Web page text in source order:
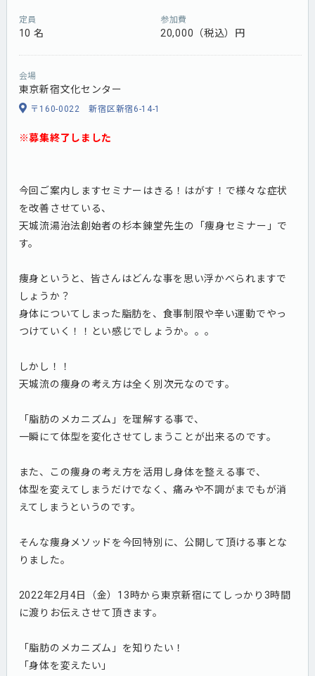
定員
10 名
参加費
20,000（税込）円
会場
東京新宿文化センター
〒160-0022 新宿区新宿6-14-1
※募集終了しました
今回ご案内しますセミナーはきる！はがす！で様々な症状
を改善させている、
天城流湯治法創始者の杉本錬堂先生の「痩身セミナー」で
す。
痩身というと、皆さんはどんな事を思い浮かべられますで
しょうか？
身体についてしまった脂肪を、食事制限や辛い運動でやっ
つけていく！！とい感じでしょうか。。。
しかし！！
天城流の痩身の考え方は全く別次元なのです。
「脂肪のメカニズム」を理解する事で、
一瞬にて体型を変化させてしまうことが出来るのです。
また、この痩身の考え方を活用し身体を整える事で、
体型を変えてしまうだけでなく、痛みや不調がまでもが消
えてしまうというのです。
そんな痩身メソッドを今回特別に、公開して頂ける事とな
りました。
2022年2月4日（金）13時から東京新宿にてしっかり3時間
に渡りお伝えさせて頂きます。
「脂肪のメカニズム」を知りたい！
「身体を変えたい」